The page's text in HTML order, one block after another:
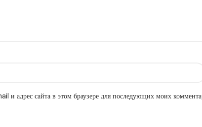
и адрес сайта в этом браузере для последующих моих